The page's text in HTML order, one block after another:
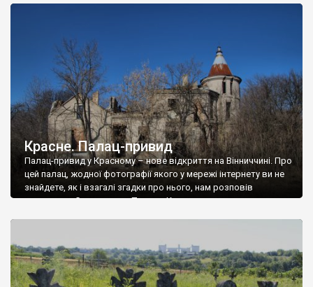
Красне. Палац-привид
Палац-привид у Красному – нове відкриття на Вінниччині. Про
цей палац, жодної фотографії якого у мережі інтернету ви не
знайдете, як і взагалі згадки про нього, нам розповів
мешканець Самгородка. Палац у Красному вразив не лише